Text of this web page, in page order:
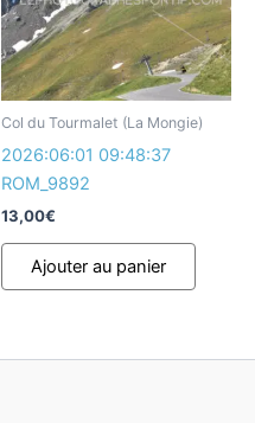
Col du Tourmalet (La Mongie)
2026:06:01 09:48:37
ROM_9892
13,00€
Ajouter au panier